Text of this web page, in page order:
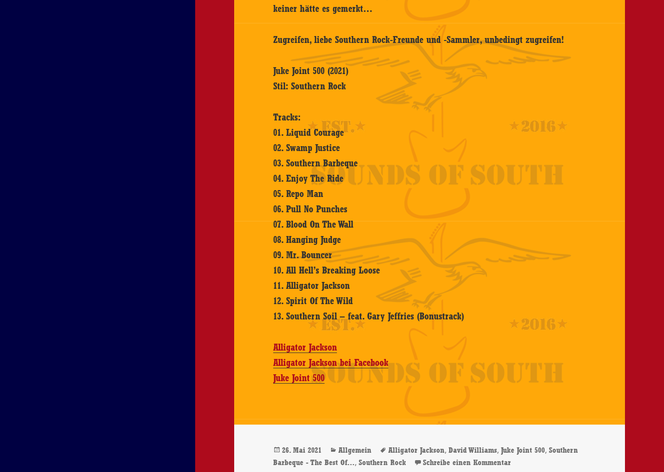
keiner hätte es gemerkt…
Zugreifen, liebe Southern Rock-Freunde und -Sammler, unbedingt zugreifen!
Juke Joint 500 (2021)
Stil: Southern Rock
Tracks:
01. Liquid Courage
02. Swamp Justice
03. Southern Barbeque
04. Enjoy The Ride
05. Repo Man
06. Pull No Punches
07. Blood On The Wall
08. Hanging Judge
09. Mr. Bouncer
10. All Hell’s Breaking Loose
11. Alligator Jackson
12. Spirit Of The Wild
13. Southern Soil – feat. Gary Jeffries (Bonustrack)
Alligator Jackson
Alligator Jackson bei Facebook
Juke Joint 500
Veröffentlicht
am
26. Mai 2021 Kategorien
Allgemein Schlagwörter
Alligator Jackson,David Williams,Juke Joint 500,Southern
Barbeque - The Best Of...,Southern Rock Schreibe einen Kommentarzu Alligator Jackson – Southern Barbeque –